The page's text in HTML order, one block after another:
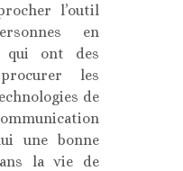
l’outil
en
qui ont des
les
de
une bonne
la vie de